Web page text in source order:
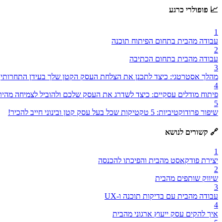
📈 פופולרי כרגע
1
עבודה מהבית בתחום הפיתוח תוכנה
2
עבודה מהבית בתחום הכתיבה
3
מהלך אסטרטגי: כיצד לתכנן את הצלחת העסק הקטן שלך בעידן התחרותי
4
פיתוח מודלים עסקיים: כיצד לשדרג את העסק שלכם ולהוביל לצמיחה
5
שיפור פרודוקטיביות: 5 טקטיקות שכל בעל עסק קטן ובינוני חייב להכיר!
🔗 קשורים לנושא
1
יצירת פודקאסט מהבית והפיכתו להכנסה
2
שיווק שותפים מהבית
3
עבודה מהבית עם בדיקות תוכנה ו-UX
4
איך להקים עסק ייעוץ ארגוני מהבית